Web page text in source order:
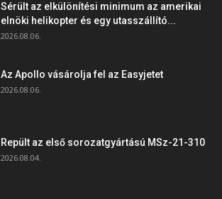
Sérült az elkülönítési minimum az amerikai
elnöki helikopter és egy utasszállító...
2026.08.06.
Az Apollo vásárolja fel az Easyjetet
2026.08.06.
Repült az első sorozatgyártású MSz-21-310
2026.08.04.